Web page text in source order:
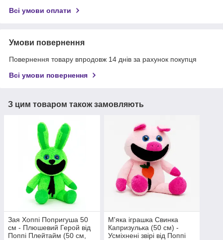
Всі умови оплати
Умови повернення
Повернення товару впродовж 14 днів за рахунок покупця
Всі умови повернення
З цим товаром також замовляють
Зая Хоппі Попригуша 50
см - Плюшевий Герой від
Поппі Плейтайм (50 см,
М'яка іграшка Свинка
Капризулька (50 см) -
Усміхнені звірі від Поппі